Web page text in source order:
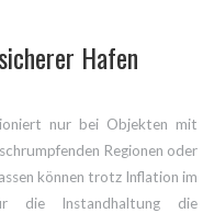
Hafen
nur bei Objekten mit
Regionen oder
können trotz Inflation im
Instandhaltung die